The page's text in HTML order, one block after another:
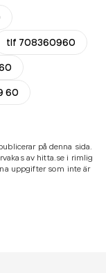
tlf 708360960
60
på denna sida.
av hitta.se i rimlig
uppgifter som inte är